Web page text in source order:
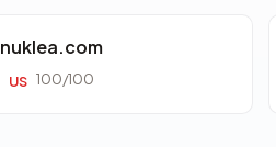
nuklea.com
US 100/100